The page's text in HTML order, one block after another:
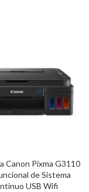
Canon Pixma G3110
de Sistema
USB Wifi